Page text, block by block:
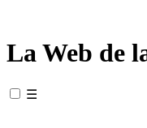
La Web de
☰